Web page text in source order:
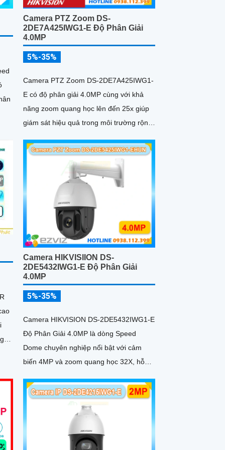
Camera PTZ Zoom DS-
2DE7A425IWG1-E Độ Phân Giải
4.0MP
5%-35%
Camera PTZ Zoom DS-2DE7A425IWG1-
E có độ phân giải 4.0MP cùng với khả
năng zoom quang học lên đến 25x giúp
giám sát hiệu quả trong môi trường rộng
Camera HIKVISIION DS-
2DE5432IWG1-E Độ Phân Giải
4.0MP
5%-35%
Camera HIKVISION DS-2DE5432IWG1-E
Độ Phân Giải 4.0MP là dòng Speed
Dome chuyên nghiệp nổi bật với cảm
biến 4MP và zoom quang học 32X, hỗ